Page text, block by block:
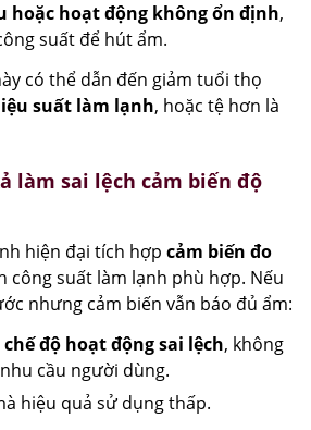
hoặc hoạt động không ổn định,
suất để hút ẩm.
có thể dẫn đến giảm tuổi thọ
suất làm lạnh, hoặc tệ hơn là
làm sai lệch cảm biến độ
hiện đại tích hợpcảm biến đo
công suất làm lạnh phù hợp. Nếu
nhưng cảm biến vẫn báo đủ ẩm:
độ hoạt động sai lệch, không
cầu người dùng.
hiệu quả sử dụng thấp.